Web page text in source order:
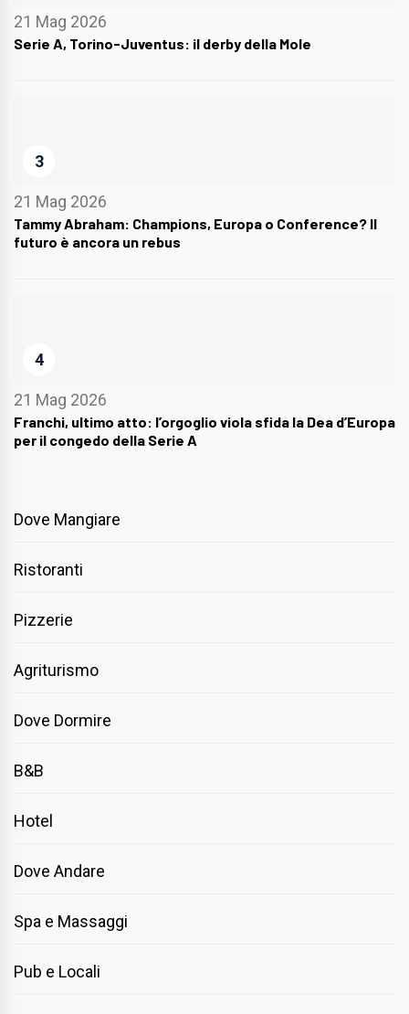
21 Mag 2026
Serie A, Torino-Juventus: il derby della Mole
3
21 Mag 2026
Tammy Abraham: Champions, Europa o Conference? Il
futuro è ancora un rebus
4
21 Mag 2026
Franchi, ultimo atto: l’orgoglio viola sfida la Dea d’Europa
per il congedo della Serie A
Dove Mangiare
Ristoranti
Pizzerie
Agriturismo
Dove Dormire
B&B
Hotel
Dove Andare
Spa e Massaggi
Pub e Locali